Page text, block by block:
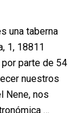
una taberna
1, 18811
por parte de 54
nuestros
Nene, nos
…